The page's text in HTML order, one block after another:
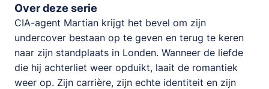
Over deze serie
CIA-agent Martian krijgt het bevel om zijn
undercover bestaan op te geven en terug te keren
naar zijn standplaats in Londen. Wanneer de liefde
die hij achterliet weer opduikt, laait de romantiek
weer op. Zijn carrière, zijn echte identiteit en zijn